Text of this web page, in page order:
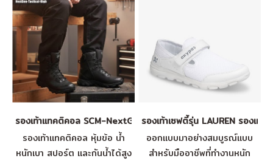
รองเท้าแทคติคอล SCM-NextGen-Tactical-High
รองเท้าแทคติคอล หุ้มข้อ น้ำ
หนักเบา สปอร์ต และกันน้ำได้สูง
รองเท้าเซฟตี้รุ่น LAUREN รองเท้า
ออกแบบมาอย่างสมบูรณ์แบบ
สำหรับมืออาชีพที่ทำงานหนัก